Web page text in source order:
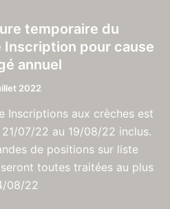
temporaire du
Inscription pour cause
annuel
2022
Inscriptions aux crèches est
07/22 au 19/08/22 inclus.
de positions sur liste
seront toutes traitées au plus
08/22